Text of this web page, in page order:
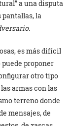
a una disputa
la
.
es más difícil
proponer
otro tipo
armas con las
terreno donde
mensajes, de